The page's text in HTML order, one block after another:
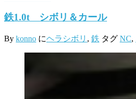
鉄1.0t シボリ＆カール
By konno にヘラシボリ , 鉄 タグ NC,